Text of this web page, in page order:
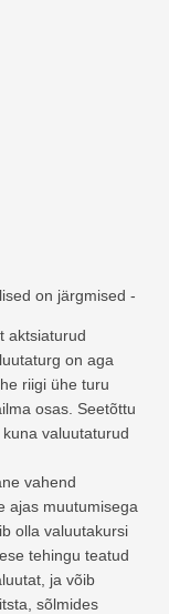
on järgmised -
aktsiaturud
on aga
riigi ühe turu
osas. Seetõttu
valuutaturud
vahend
ajas muutumisega
olla valuutakursi
tehingu teatud
ja võib
sõlmides